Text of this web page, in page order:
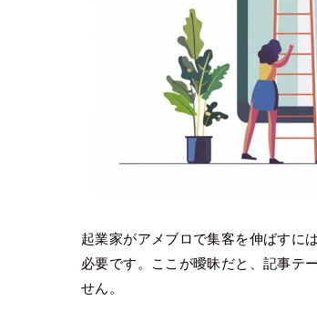
起業家がアメブロで集客を伸ばす
必要です。ここが曖昧だと、記事テ
せん。